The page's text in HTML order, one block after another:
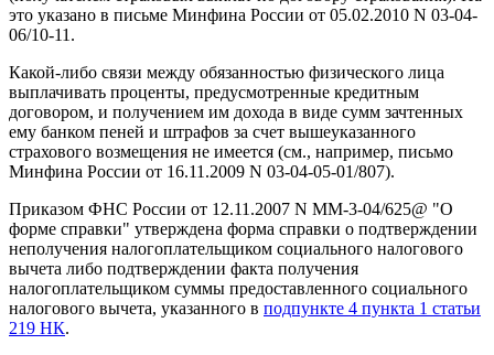
это указано в письме Минфина России от 05.02.2010 N 03-04-
06/10-11.
Какой-либо связи между обязанностью физического лица
выплачивать проценты, предусмотренные кредитным
договором, и получением им дохода в виде сумм зачтенных
ему банком пеней и штрафов за счет вышеуказанного
страхового возмещения не имеется (см., например, письмо
Минфина России от 16.11.2009 N 03-04-05-01/807).
Приказом ФНС России от 12.11.2007 N ММ-3-04/625@ "О
форме справки" утверждена форма справки о подтверждении
неполучения налогоплательщиком социального налогового
вычета либо подтверждении факта получения
налогоплательщиком суммы предоставленного социального
налогового вычета, указанного в подпункте 4 пункта 1 статьи
219 НК.